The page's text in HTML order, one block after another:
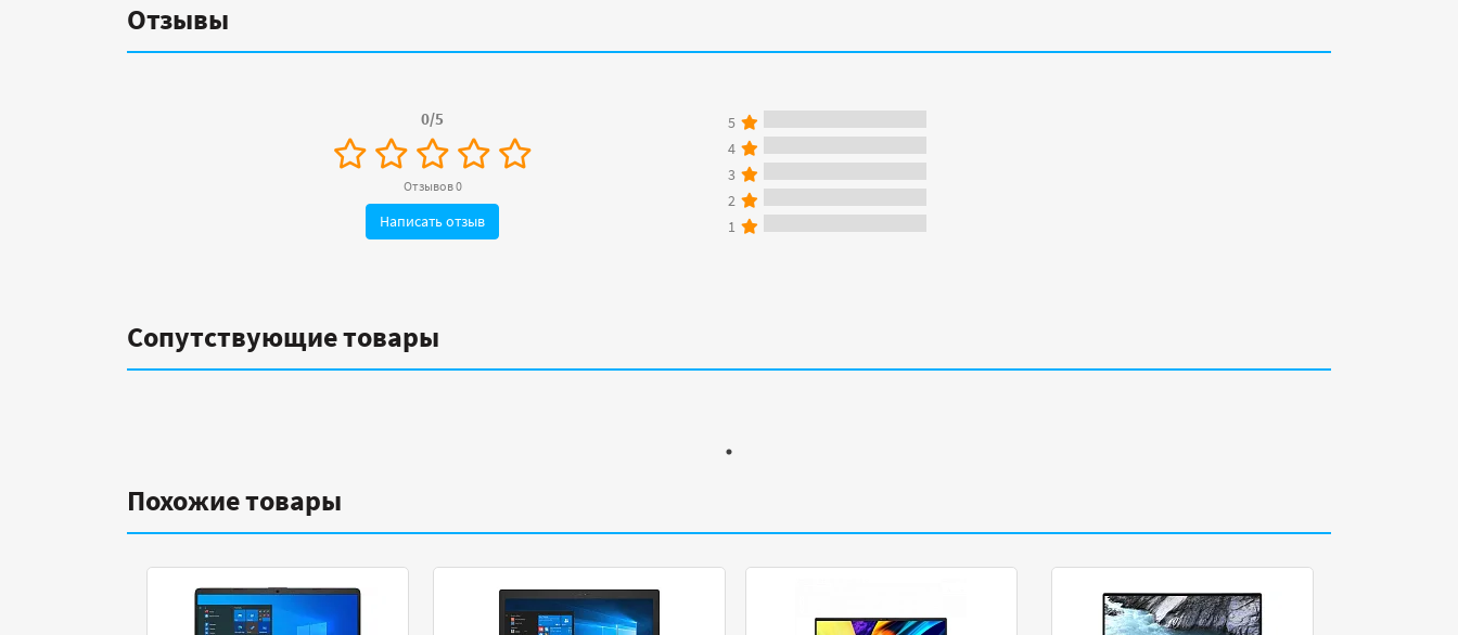
Отзывы
0/5
Отзывов 0
Написать отзыв
5
4
3
2
1
Сопутствующие товары
Похожие товары